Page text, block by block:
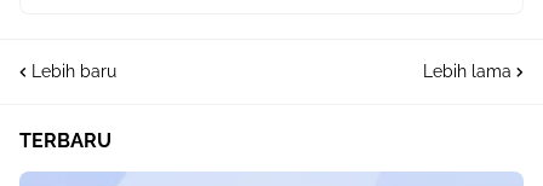
Lebih baru Lebih lama
TERBARU